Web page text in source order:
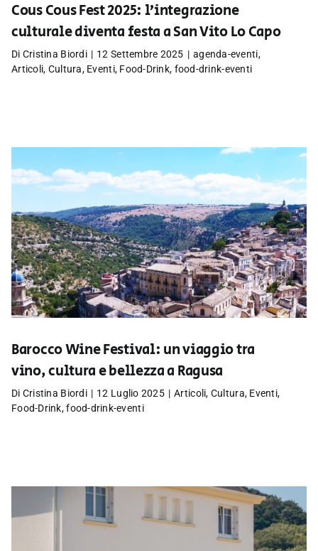
Cous Cous Fest 2025: l’integrazione
culturale diventa festa a San Vito Lo Capo
Di Cristina Biordi | 12 Settembre 2025 | agenda-eventi,
Articoli, Cultura, Eventi, Food-Drink, food-drink-eventi
Barocco Wine Festival: un viaggio tra
vino, cultura e bellezza a Ragusa
Di Cristina Biordi | 12 Luglio 2025 | Articoli, Cultura, Eventi,
Food-Drink,food-drink-eventi